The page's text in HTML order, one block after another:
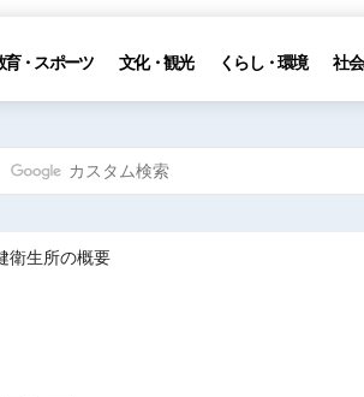
育・スポーツ 文化・観光 くらし・環境 社
衛生所の概要